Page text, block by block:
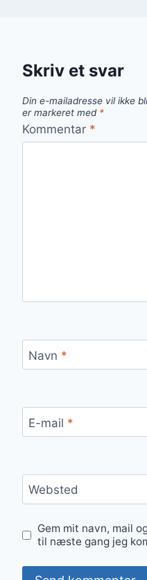
Skriv et svar
Din e-mailadresse vil ikke
er markeret med *
Kommentar *
Navn *
E-mail *
Websted
Gem mit navn, mail
til næste gang jeg